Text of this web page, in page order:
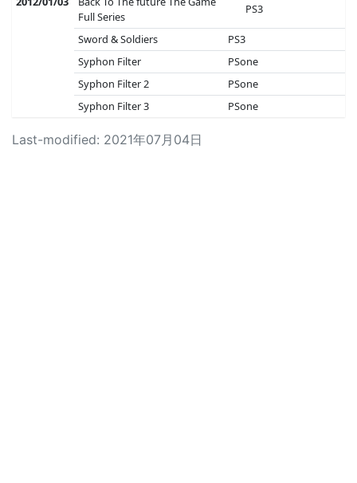
Full Series
PS3
Sword & Soldiers
PS3
Syphon Filter
PSone
Syphon Filter 2
PSone
Syphon Filter 3
PSone
Last-modified: 2021年07月04日